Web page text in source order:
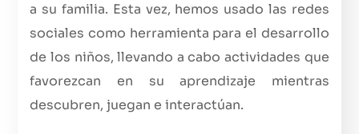
a su familia. Esta vez, hemos usado las redes
sociales como herramienta para el desarrollo
de los niños, llevando a cabo actividades que
favorezcan en su aprendizaje mientras
descubren, juegan e interactúan.